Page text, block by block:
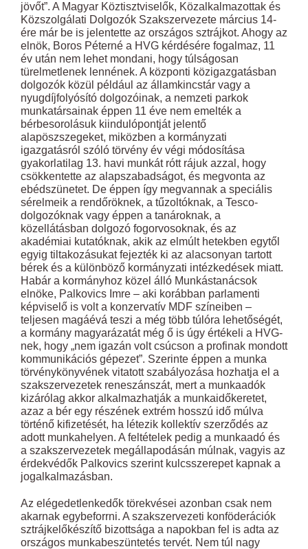
jövőt”. A Magyar Köztisztviselők, Közalkalmazottak és
Közszolgálati Dolgozók Szakszervezete március 14-
ére már be is jelentette az országos sztrájkot. Ahogy az
elnök, Boros Péterné a HVG kérdésére fogalmaz, 11
év után nem lehet mondani, hogy túlságosan
türelmetlenek lennének. A központi közigazgatásban
dolgozók közül például az államkincstár vagy a
nyugdíjfolyósító dolgozóinak, a nemzeti parkok
munkatársainak éppen 11 éve nem emelték a
bérbesorolásuk kiindulópontját jelentő
alapöszszegeket, miközben a kormányzati
igazgatásról szóló törvény év végi módosítása
gyakorlatilag 13. havi munkát rótt rájuk azzal, hogy
csökkentette az alapszabadságot, és megvonta az
ebédszünetet. De éppen így megvannak a speciális
sérelmeik a rendőröknek, a tűzoltóknak, a Tesco-
dolgozóknak vagy éppen a tanároknak, a
közellátásban dolgozó fogorvosoknak, és az
akadémiai kutatóknak, akik az elmúlt hetekben egytől
egyig tiltakozásukat fejezték ki az alacsonyan tartott
bérek és a különböző kormányzati intézkedések miatt.
Habár a kormányhoz közel álló Munkástanácsok
elnöke, Palkovics Imre – aki korábban parlamenti
képviselő is volt a konzervatív MDF színeiben –
teljesen magáévá teszi a még több túlóra lehetőségét,
a kormány magyarázatát még ő is úgy értékeli a HVG-
nek, hogy „nem igazán volt csúcson a profinak mondott
kommunikációs gépezet”. Szerinte éppen a munka
törvénykönyvének vitatott szabályozása hozhatja el a
szakszervezetek reneszánszát, mert a munkaadók
kizárólag akkor alkalmazhatják a munkaidőkeretet,
azaz a bér egy részének extrém hosszú idő múlva
történő kifizetését, ha létezik kollektív szerződés az
adott munkahelyen. A feltételek pedig a munkaadó és
a szakszervezetek megállapodásán múlnak, vagyis az
érdekvédők Palkovics szerint kulcsszerepet kapnak a
jogalkalmazásban.
Az elégedetlenkedők törekvései azonban csak nem
akarnak egybeforrni. A szakszervezeti konföderációk
sztrájkelőkészítő bizottsága a napokban fel is adta az
országos munkabeszüntetés tervét. Nem túl nagy